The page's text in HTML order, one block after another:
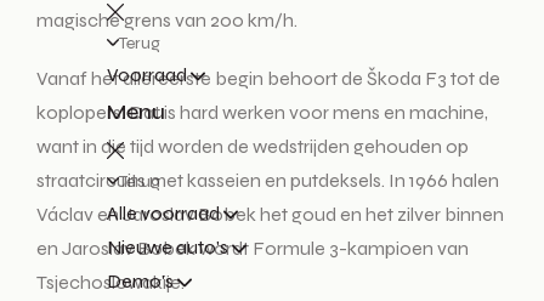
Terug
Voorraad
Menu
Terug
Alle voorraad
Nieuwe auto's
Demo's
magische grens van 200 km/h.
Vanaf het allereerste begin behoort de Škoda F3 tot de
koplopers. Dat is hard werken voor mens en machine,
want in die tijd worden de wedstrijden gehouden op
straatcircuits met kasseien en putdeksels. In 1966 halen
Václav en Jaroslav Bobek het goud en het zilver binnen
en Jaroslav Bobek wordt Formule 3-kampioen van
Tsjechoslowakije.